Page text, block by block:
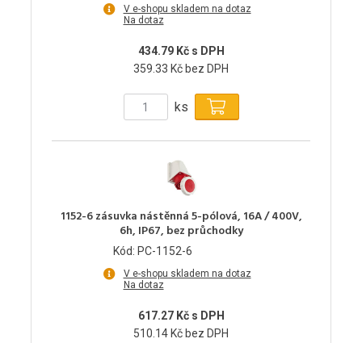
V e-shopu skladem na dotaz
Na dotaz
434.79 Kč s DPH
359.33 Kč bez DPH
ks
1152-6 zásuvka nástěnná 5-pólová, 16A / 400V,
6h, IP67, bez průchodky
Kód: PC-1152-6
V e-shopu skladem na dotaz
Na dotaz
617.27 Kč s DPH
510.14 Kč bez DPH